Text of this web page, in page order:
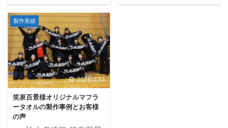
HIROSHIMA」に昇侍選
手が出場されます！！ 昇
侍選手は1年8ヶ月ぶりの
復帰戦になるそうで、是
非とも勝ってほしいです
...
デザイン確定までの流れ
タオルの種類 フェイスタ
オル 33×82cm タオル
産地 国産生地 プリント
の種類 染料プリント 色
数 3色 黒、青緑、黄 納
品まで ご注文後タオルツ
クール営業日の9日後に
納品 補足 お客様から頂
いた写真を基に製作 目次
1 フェイスタオル製作事
製作実績
2026/2/13
笑泉百景様オリジナルマフラ
ータオルの製作事例とお客様
の声